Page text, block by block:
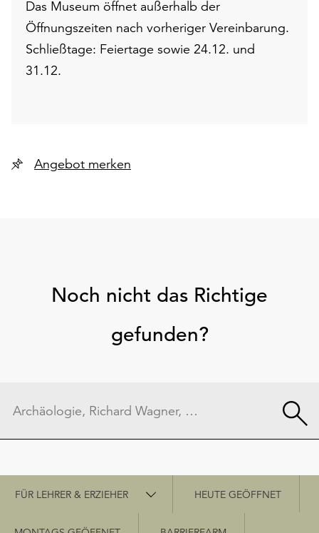
Das Museum öffnet außerhalb der
Öffnungszeiten nach vorheriger Vereinbarung.
Schließtage: Feiertage sowie 24.12. und
31.12.
Angebot merken
Noch nicht das Richtige
gefunden?
Schnellzugriff
FÜR LEHRER & ERZIEHER HEUTE GEÖFFNET